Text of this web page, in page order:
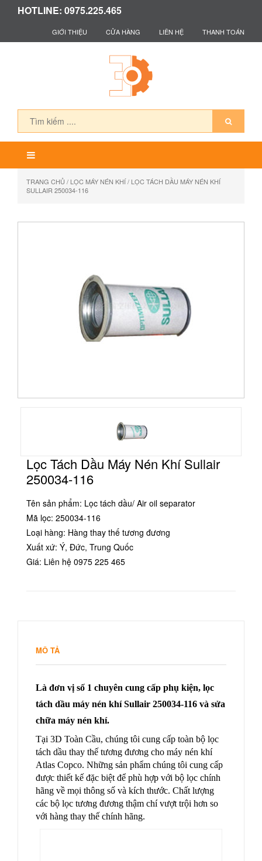
HOTLINE: 0975.225.465
GIỚI THIỆU CỬA HÀNG LIÊN HỆ THANH TOÁN
TRANG CHỦ / LỌC MÁY NÉN KHÍ/ LỌC TÁCH DẦU MÁY NÉN KHÍ
SULLAIR 250034-116
Lọc Tách Dầu Máy Nén Khí Sullair
250034-116
Tên sản phẩm: Lọc tách dầu/ Air oil separator
Mã lọc: 250034-116
Loại hàng: Hàng thay thế tương đương
Xuất xứ: Ý, Đức, Trung Quốc
Giá: Liên hệ 0975 225 465
MÔ TẢ
Là đơn vị số 1 chuyên cung cấp phụ kiện, lọc
tách dầu máy nén khí Sullair 250034-116 và sửa
chữa máy nén khí.
Tại 3D Toàn Cầu, chúng tôi cung cấp toàn bộ lọc
tách dầu thay thế tương đương cho máy nén khí
Atlas Copco. Những sản phẩm chúng tôi cung cấp
được thiết kế đặc biệt để phù hợp với bộ lọc chính
hãng về mọi thông số và kích thước. Chất lượng
các bộ lọc tương đương thậm chí vượt trội hơn so
với hàng thay thế chính hãng.